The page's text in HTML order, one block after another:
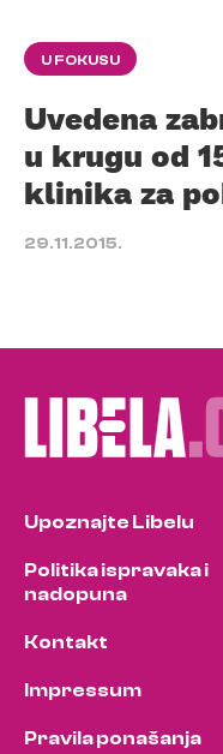
U FOKUSU
Uvedena
u krugu od
klinika za
29.11.2015.
Upoznajte Libelu
Politika ispravaka i
nadopuna
Kontakt
Impressum
Pravila ponašanja